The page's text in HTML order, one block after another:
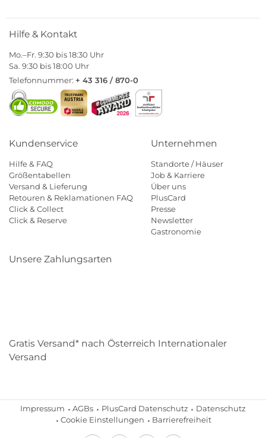
Hilfe & Kontakt
Mo.–Fr. 9:30 bis 18:30 Uhr
Sa. 9:30 bis 18:00 Uhr
Telefonnummer: + 43 316 / 870-0
Kundenservice
Hilfe & FAQ
Größentabellen
Versand & Lieferung
Retouren & Reklamationen FAQ
Click & Collect
Click & Reserve
Unternehmen
Standorte / Häuser
Job & Karriere
Über uns
PlusCard
Presse
Newsletter
Gastronomie
Unsere Zahlungsarten
Gratis Versand* nach Österreich Internationaler
Versand
Impressum AGBs PlusCard Datenschutz
Datenschutz
Cookie Einstellungen
Barrierefreiheit